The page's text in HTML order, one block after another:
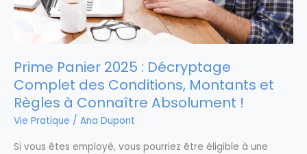
Prime Panier 2025 : Décryptage
Complet des Conditions, Montants et
Règles à Connaître Absolument !
Vie Pratique / Ana Dupont
Si vous êtes employé, vous pourriez être éligible à une